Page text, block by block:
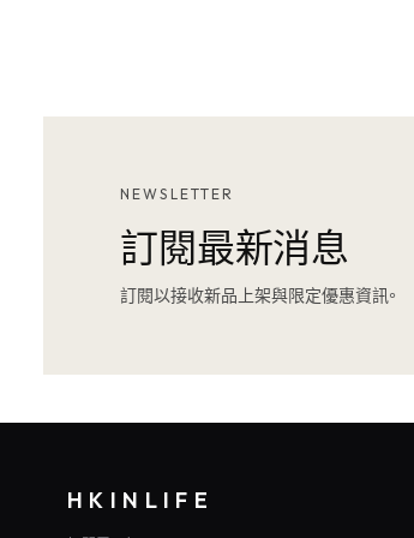
NEWSLETTER
訂閱最新消息
訂閱以接收新品上架與限定優惠資訊。
HKINLIFE